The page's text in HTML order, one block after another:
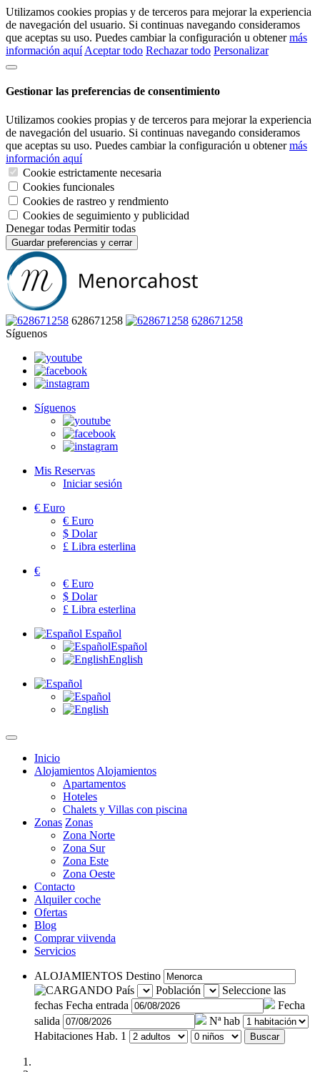
Utilizamos cookies propias y de terceros para mejorar la experiencia
de navegación del usuario. Si continuas navegando consideramos
que aceptas su uso. Puedes cambiar la configuración u obtenermás
información aquí Aceptar todo Rechazar todo Personalizar
Gestionar las preferencias de consentimiento
Utilizamos cookies propias y de terceros para mejorar la experiencia
de navegación del usuario. Si continuas navegando consideramos
que aceptas su uso. Puedes cambiar la configuración u obtenermás
información aquí
Cookie estrictamente necesaria
Cookies funcionales
Cookies de rastreo y rendmiento
Cookies de seguimiento y publicidad
Denegar todas Permitir todas
Guardar preferencias y cerrar
628671258
628671258
Síguenos
Síguenos
Mis Reservas
Iniciar sesión
€ Euro
€ Euro
$ Dolar
£ Libra esterlina
€
€ Euro
$ Dolar
£ Libra esterlina
Español
Español
English
Inicio
Alojamientos Alojamientos
Apartamentos
Hoteles
Chalets y Villas con piscina
Zonas Zonas
Zona Norte
Zona Sur
Zona Este
Zona Oeste
Contacto
Alquiler coche
Ofertas
Blog
Comprar viivenda
Servicios
ALOJAMIENTOS Destino
País
Población
Seleccione las
fechas Fecha entrada
Fecha
salida
Nª hab
Habitaciones Hab. 1 Buscar